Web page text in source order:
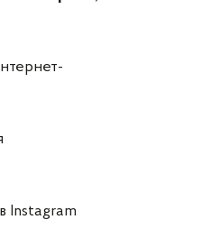
Instagram